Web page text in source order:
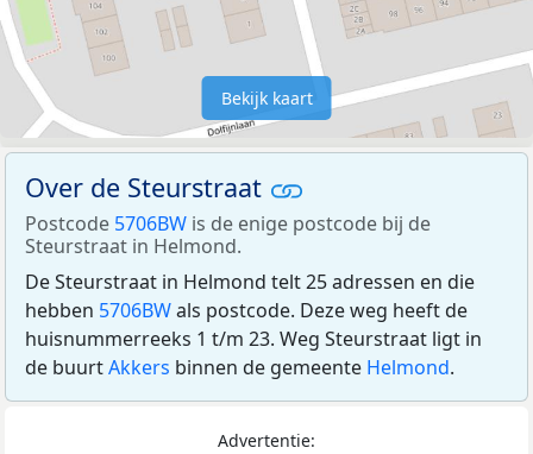
Bekijk kaart
Over de Steurstraat
Postcode 5706BW is de enige postcode bij de
Steurstraat in Helmond.
De Steurstraat in Helmond telt 25 adressen en die
hebben 5706BWals postcode. Deze weg heeft de
huisnummerreeks 1 t/m 23. Weg Steurstraat ligt in
de buurtAkkers binnen de gemeente Helmond.
Advertentie: